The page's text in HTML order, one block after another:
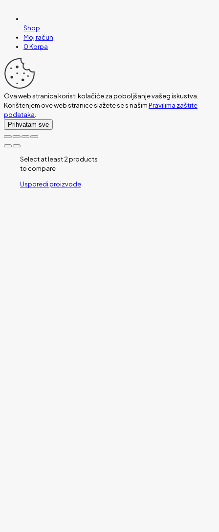
Shop
Moj račun
0Korpa
Ova web stranica koristi kolačiće za poboljšanje vašeg iskustva.
Korištenjem ove web stranice slažete se s našimPravilima zaštite
podataka.
Prihvatam sve
Select at least 2 products
to compare
Usporedi proizvode